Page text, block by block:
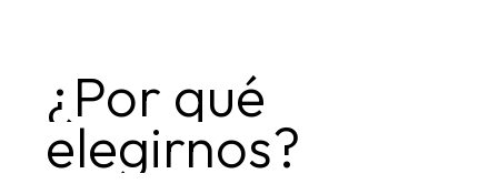
¿Por qué
elegirnos?